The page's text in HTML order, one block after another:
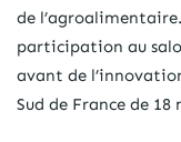
de
participation au
avant de
Sud de France de